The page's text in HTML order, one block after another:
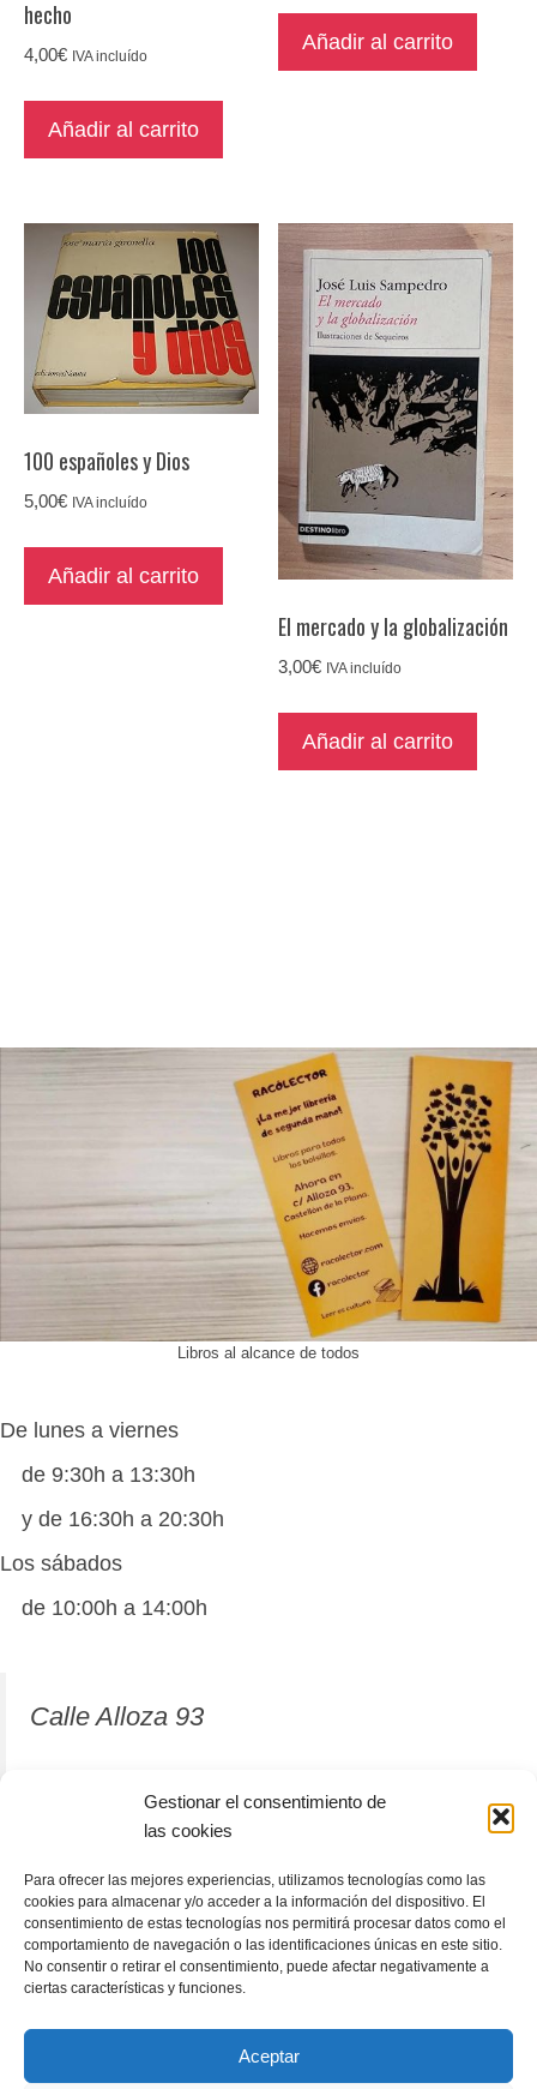
Gestionar el consentimiento de
las cookies
Para ofrecer las mejores experiencias, utilizamos tecnologías como las
cookies para almacenar y/o acceder a la información del dispositivo. El
consentimiento de estas tecnologías nos permitirá procesar datos como el
comportamiento de navegación o las identificaciones únicas en este sitio.
No consentir o retirar el consentimiento, puede afectar negativamente a
ciertas características y funciones.
Aceptar
hecho
4,00€ IVA incluído
Añadir al carrito
Añadir al carrito
100 españoles y Dios
5,00€ IVA incluído
Añadir al carrito
El mercado y la globalización
3,00€ IVA incluído
Añadir al carrito
Libros al alcance de todos
De lunes a viernes
de 9:30h a 13:30h
y de 16:30h a 20:30h
Los sábados
de 10:00h a 14:00h
Calle Alloza 93
12001 Castellón de la Plana
964 81 37 63